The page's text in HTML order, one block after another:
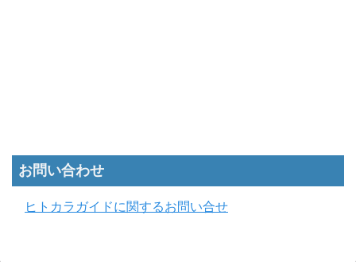
お問い合わせ
ヒトカラガイドに関するお問い合せ